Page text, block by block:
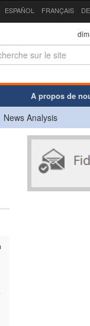
ESPAÑOL FRANÇAIS
A propos de
News Analysis